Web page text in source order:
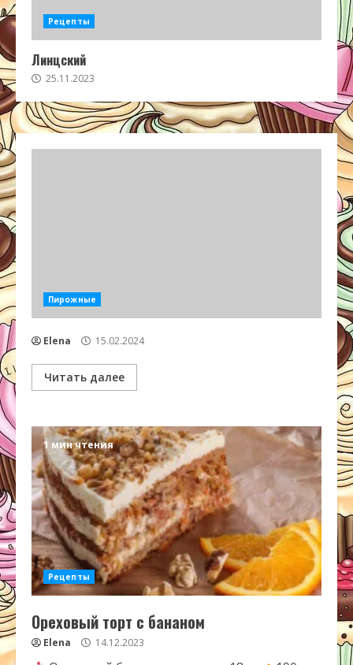
Рецепты
Линцский
25.11.2023
Пирожные
Elena 15.02.2024
Читать далее
1 мин чтения
Рецепты
Ореховый торт с бананом
Elena 14.12.2023